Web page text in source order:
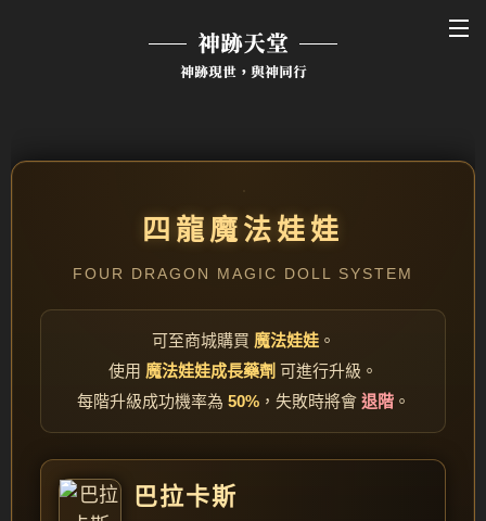
神跡天堂
神跡現世，與神同行
四龍魔法娃娃
FOUR DRAGON MAGIC DOLL SYSTEM
可至商城購買 魔法娃娃。
使用 魔法娃娃成長藥劑 可進行升級。
每階升級成功機率為 50%，失敗時將會 退階。
巴拉卡斯